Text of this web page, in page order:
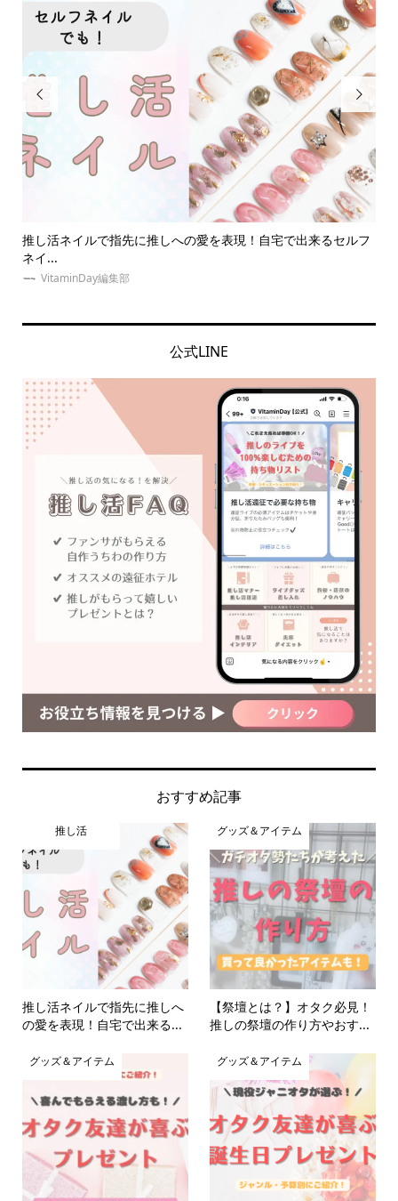

セルフ 【体験談】夜行バスで遠征！快適高速バスVIPライナーってど
う...
VitaminDay編集部

公式LINE
おすすめ記事
推し活
推し活ネイルで指先に推しへ
の愛を表現！自宅で出来る...
グッズ＆アイテム
【祭壇とは？】オタク必見！
推しの祭壇の作り方やおす...
グッズ＆アイテム グッズ＆アイテム